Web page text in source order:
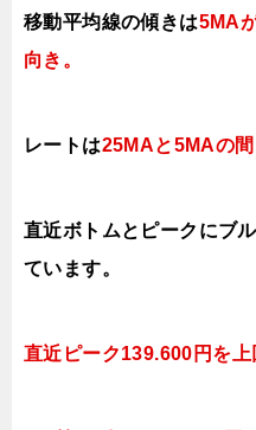
移動平均線の傾きは5MA
向き 。
レートは25MAと5MAの間
直近ボトムとピークにブ
ています。
直近ピーク139.600円を上